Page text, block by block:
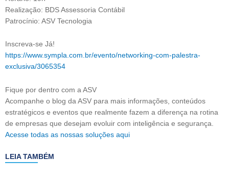
Realização: BDS Assessoria Contábil
Patrocínio: ASV Tecnologia
Inscreva-se Já!
https://www.sympla.com.br/evento/networking-com-palestra-
exclusiva/3065354
Fique por dentro com a ASV
Acompanhe o blog da ASV para mais informações, conteúdos
estratégicos e eventos que realmente fazem a diferença na rotina
de empresas que desejam evoluir com inteligência e segurança.
Acesse todas as nossas soluções aqui
LEIA TAMBÉM